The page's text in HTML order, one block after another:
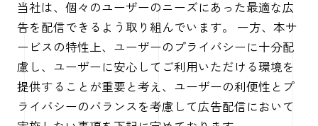
当社は、個々のユーザーのニーズにあった最適な広
告を配信できるよう取り組んでいます。 一方、本サ
ービスの特性上、ユーザーのプライバシーに十分配
慮し、ユーザーに安心してご利用いただける環境を
提供することが重要と考え、ユーザーの利便性とプ
ライバシーのバランスを考慮して広告配信において